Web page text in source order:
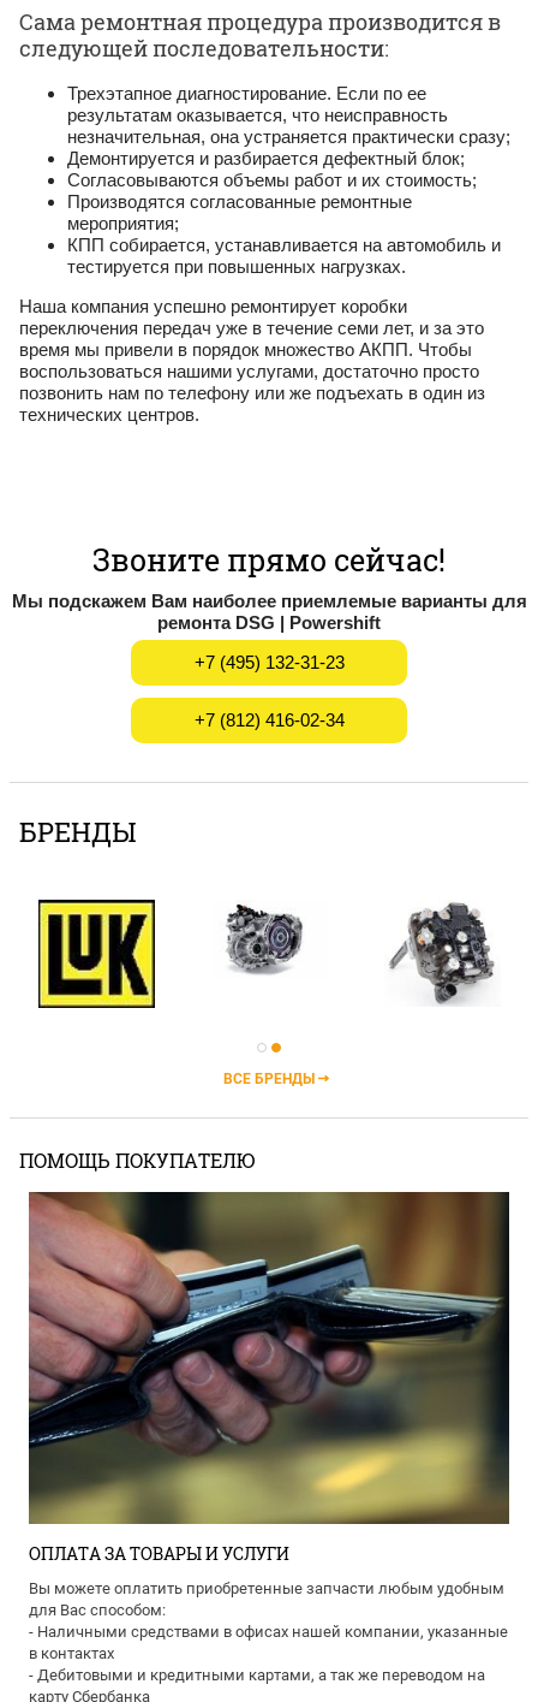
Сама ремонтная процедура производится в
следующей последовательности:
Трехэтапное диагностирование. Если по ее
результатам оказывается, что неисправность
незначительная, она устраняется практически сразу;
Демонтируется и разбирается дефектный блок;
Согласовываются объемы работ и их стоимость;
Производятся согласованные ремонтные
мероприятия;
КПП собирается, устанавливается на автомобиль и
тестируется при повышенных нагрузках.
Наша компания успешно ремонтирует коробки
переключения передач уже в течение семи лет, и за это
время мы привели в порядок множество АКПП. Чтобы
воспользоваться нашими услугами, достаточно просто
позвонить нам по телефону или же подъехать в один из
технических центров.
Звоните прямо сейчас!
Мы подскажем Вам наиболее приемлемые варианты для
ремонта DSG | Powershift
+7 (495) 132-31-23
+7 (812) 416-02-34
БРЕНДЫ
ВСЕ БРЕНДЫ
ПОМОЩЬ ПОКУПАТЕЛЮ
ОПЛАТА ЗА ТОВАРЫ И УСЛУГИ
Вы можете оплатить приобретенные запчасти любым удобным
для Вас способом:
- Наличными средствами в офисах нашей компании, указанные
в контактах
- Дебитовыми и кредитными картами, а так же переводом на
карту Сбербанка